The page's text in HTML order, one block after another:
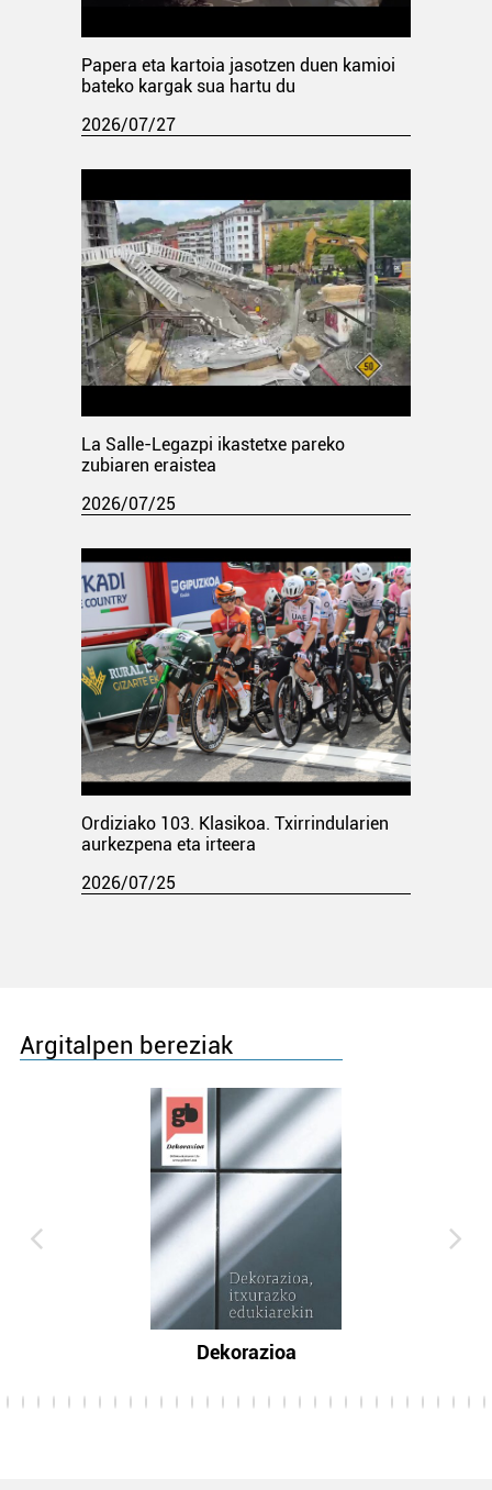
Papera eta kartoia jasotzen duen kamioi
bateko kargak sua hartu du
2026/07/27
La Salle-Legazpi ikastetxe pareko
zubiaren eraistea
2026/07/25
Ordiziako 103. Klasikoa. Txirrindularien
aurkezpena eta irteera
2026/07/25
Argitalpen bereziak
Dekorazioa